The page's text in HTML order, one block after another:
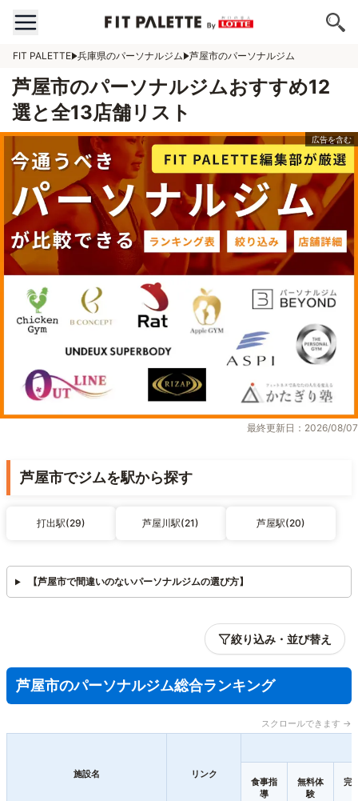
FIT PALETTE 兵庫県のパーソナルジム 芦屋市のパーソナルジム
芦屋市のパーソナルジムおすすめ12
選と全13店舗リスト
最終更新日：2026/08/07
芦屋市でジムを駅から探す
打出駅(29) 芦屋川駅(21) 芦屋駅(20)
【芦屋市で間違いのないパーソナルジムの選び方】
絞り込み・並び替え
芦屋市のパーソナルジム総合ランキング
スクロールできます →
施設名 リンク
食事指
導
無料体
験
完